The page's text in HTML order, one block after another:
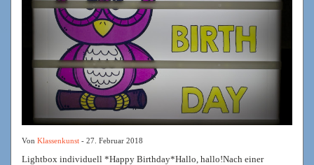
Von Klassenkunst - 27. Februar 2018
Lightbox individuell *Happy Birthday*Hallo, hallo!Nach einer